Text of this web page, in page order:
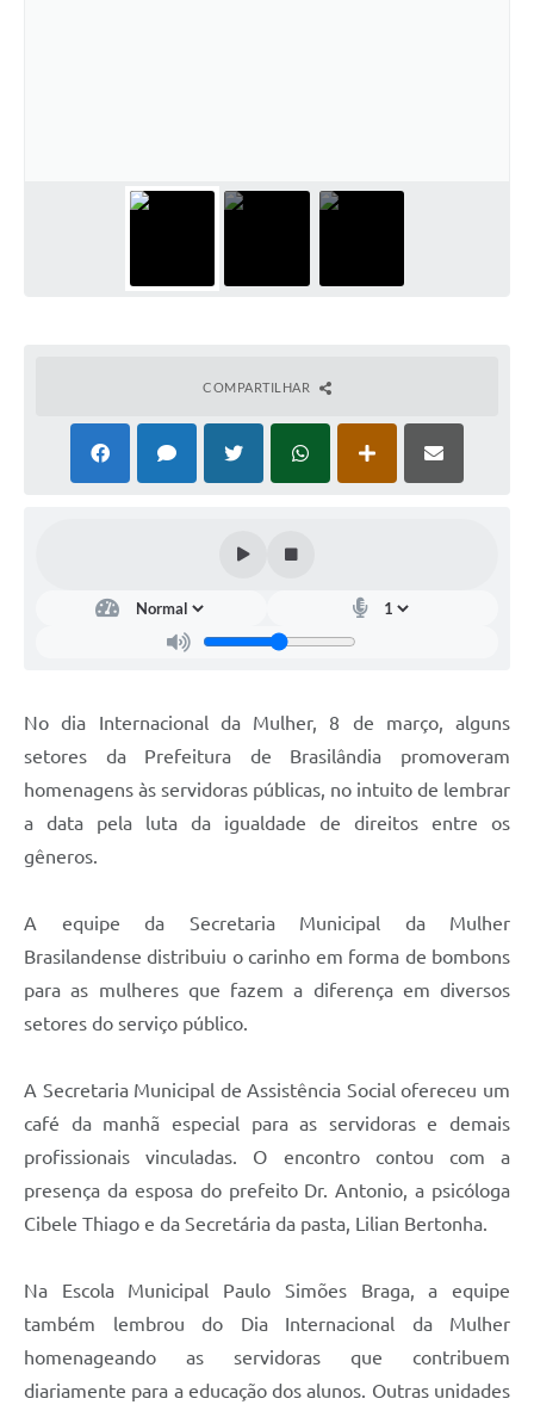
COMPARTILHAR
No dia Internacional da Mulher, 8 de março, alguns
setores da Prefeitura de Brasilândia promoveram
homenagens às servidoras públicas, no intuito de lembrar
a data pela luta da igualdade de direitos entre os
gêneros.
A equipe da Secretaria Municipal da Mulher
Brasilandense distribuiu o carinho em forma de bombons
para as mulheres que fazem a diferença em diversos
setores do serviço público.
A Secretaria Municipal de Assistência Social ofereceu um
café da manhã especial para as servidoras e demais
profissionais vinculadas. O encontro contou com a
presença da esposa do prefeito Dr. Antonio, a psicóloga
Cibele Thiago e da Secretária da pasta, Lilian Bertonha.
Na Escola Municipal Paulo Simões Braga, a equipe
também lembrou do Dia Internacional da Mulher
homenageando as servidoras que contribuem
diariamente para a educação dos alunos. Outras unidades